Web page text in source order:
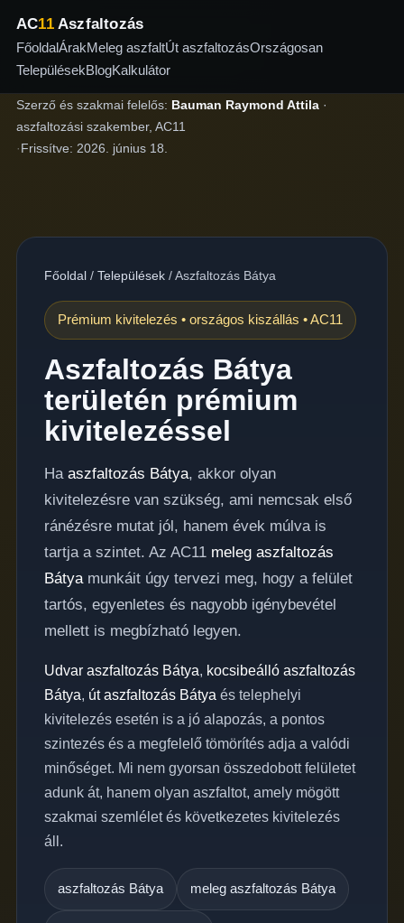
AC11Aszfaltozás
FőoldalÁrakMeleg aszfaltÚt aszfaltozásOrszágosan
TelepülésekBlogKalkulátor
Szerző és szakmai felelős: Bauman Raymond Attila·
aszfaltozási szakember, AC11
·Frissítve: 2026. június 18.
Főoldal/ Települések/Aszfaltozás Bátya
Prémium kivitelezés • országos kiszállás • AC11
Aszfaltozás Bátya
területén prémium
kivitelezéssel
Ha aszfaltozás Bátya, akkor olyan
kivitelezésre van szükség, ami nemcsak első
ránézésre mutat jól, hanem évek múlva is
tartja a szintet. Az AC11 meleg aszfaltozás
Bátyamunkáit úgy tervezi meg, hogy a felület
tartós, egyenletes és nagyobb igénybevétel
mellett is megbízható legyen.
Udvar aszfaltozás Bátya, kocsibeálló aszfaltozás
Bátya, út aszfaltozás Bátya és telephelyi
kivitelezés esetén is a jó alapozás, a pontos
szintezés és a megfelelő tömörítés adja a valódi
minőséget. Mi nem gyorsan összedobott felületet
adunk át, hanem olyan aszfaltot, amely mögött
szakmai szemlélet és következetes kivitelezés
áll.
aszfaltozás Bátya meleg aszfaltozás Bátya